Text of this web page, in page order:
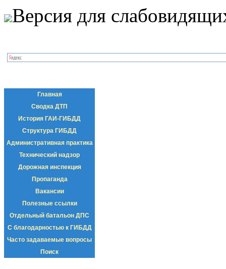
Версия для
Главная
Сводка ДТП
История ГАИ-ГИБДД
Структура ГИБДД
Административная практика
Технический надзор
Дорожная инспекция
Пропаганда
Вакансии
Полезные ссылки
Отдельный батальон ДПС
С благодарностью к ГИБДД
Часто задаваемые вопросы
Поиск